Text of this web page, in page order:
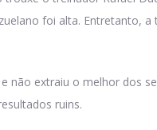
foi alta. Entretanto,
não extraiu o melhor dos
ruins.